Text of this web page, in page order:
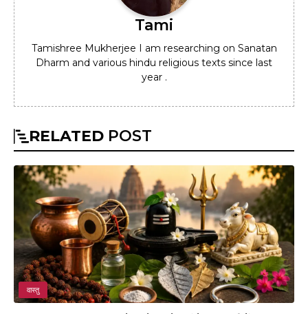
Tami
Tamishree Mukherjee I am researching on Sanatan
Dharm and various hindu religious texts since last
year .
RELATED POST
वास्तु